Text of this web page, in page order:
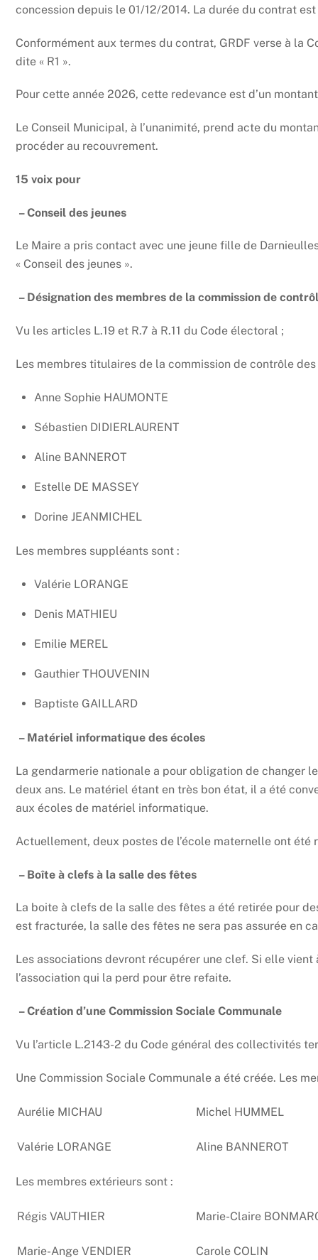
concession depuis le 01/12/2014. La durée du contrat
Conformément aux termes du contrat, GRDF verse à la
dite « R1 ».
Pour cette année 2026, cette redevance est d’un
Le Conseil Municipal, à l’unanimité, prend acte du
procéder au recouvrement.
15 voix pour
– Conseil des jeunes
Le Maire a pris contact avec une jeune fille de
« Conseil des jeunes ».
– Désignation des membres de la commission de
Vu les articles L.19 et R.7 à R.11 du Code électoral ;
Les membres titulaires de la commission de contrôle
Anne Sophie HAUMONTE
Sébastien DIDIERLAURENT
Aline BANNEROT
Estelle DE MASSEY
Dorine JEANMICHEL
Les membres suppléants sont :
Valérie LORANGE
Denis MATHIEU
Emilie MEREL
Gauthier THOUVENIN
Baptiste GAILLARD
– Matériel informatique des écoles
La gendarmerie nationale a pour obligation de changer
deux ans. Le matériel étant en très bon état, il a été
aux écoles de matériel informatique.
Actuellement, deux postes de l’école maternelle ont été
– Boîte à clefs à la salle des fêtes
La boite à clefs de la salle des fêtes a été retirée pour
est fracturée, la salle des fêtes ne sera pas assurée en
Les associations devront récupérer une clef. Si elle
l’association qui la perd pour être refaite.
– Création d’une Commission Sociale Communale
Vu l’article L.2143-2 du Code général des collectivités
Une Commission Sociale Communale a été créée. Les
Aurélie MICHAU Michel HUMMEL
Valérie LORANGE Aline BANNEROT
Les membres extérieurs sont :
Régis VAUTHIER Marie-Claire
Marie-Ange VENDIER Carole COLIN